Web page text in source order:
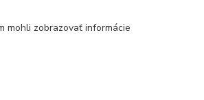
mohli zobrazovať informácie